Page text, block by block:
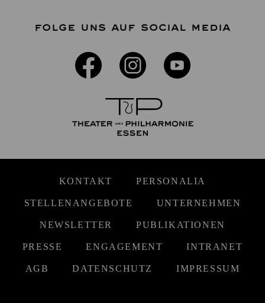
FOLGE UNS AUF SOCIAL MEDIA
KONTAKT PERSONALIA
STELLENANGEBOTE UNTERNEHMEN
NEWSLETTER PUBLIKATIONEN
PRESSE ENGAGEMENT INTRANET
AGB DATENSCHUTZ IMPRESSUM